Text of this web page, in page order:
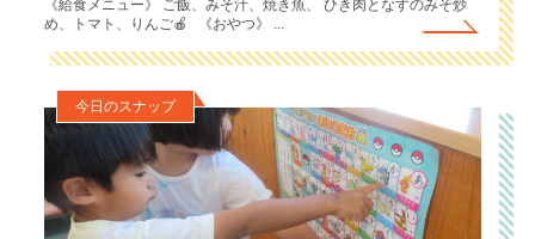
《給食メニュー》 ご飯、みそ汁、焼き魚、 ひき肉となすのみそ炒
め、トマト、りんご🍎 《おやつ》 ...
今日のスナップ